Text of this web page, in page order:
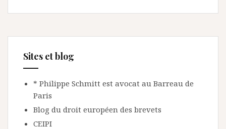
Sites et blog
* Philippe Schmitt est avocat au Barreau de
Paris
Blog du droit européen des brevets
CEIPI